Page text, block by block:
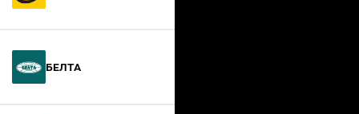
БелТА